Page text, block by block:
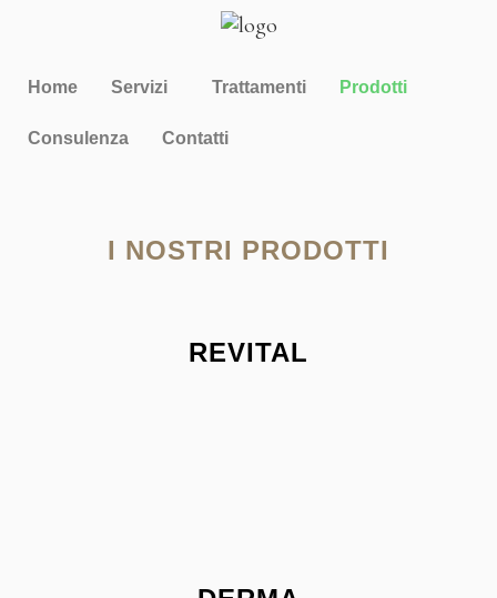
Home Servizi Trattamenti Prodotti
Consulenza Contatti
I NOSTRI PRODOTTI
REVITAL